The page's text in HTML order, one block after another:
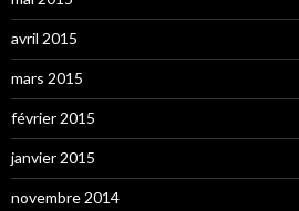
avril 2015
mars 2015
février 2015
janvier 2015
novembre 2014